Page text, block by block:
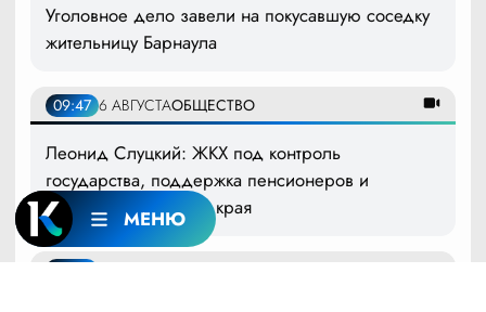
МЕНЮ
Уголовное дело завели на покусавшую соседку
жительницу Барнаула
09:47 6 АВГУСТАОБЩЕСТВО
Леонид Слуцкий: ЖКХ под контроль
государства, поддержка пенсионеров и
развитие Алтайского края
09:13